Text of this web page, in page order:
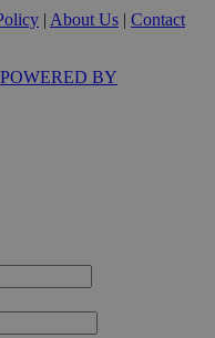
| About Us | Contact
POWERED BY